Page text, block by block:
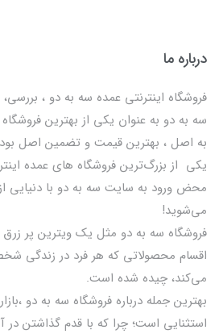
درباره ما
فروشگاه اینترنتی عمده سه به دو ،
سه به دو به عنوان یکی از بهترين فروشگاه
به اصل ، بهترين قيمت و تضمین اصل‌
يكي از بزرگ‌ترين فروشگاه هاي عمده
محض ورود به سایت سه به دو با دنیایی
می‌شوید!
فروشگاه سه به دو مثل یک ویترین پر
اقسام محصولاتی که هر فرد در زندگی
می‌کند، چیده شده است.
بهترين جمله درباره فروشگاه سه به دو
استثنايي است؛ چرا که با قدم گذاشتن